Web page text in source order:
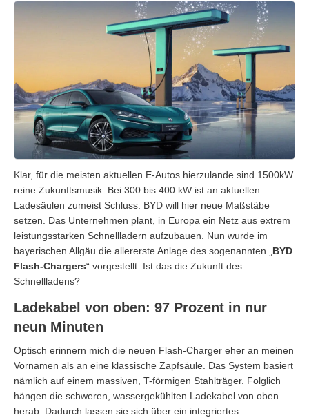
Klar, für die meisten aktuellen E-Autos hierzulande sind 1500kW
reine Zukunftsmusik. Bei 300 bis 400 kW ist an aktuellen
Ladesäulen zumeist Schluss. BYD will hier neue Maßstäbe
setzen. Das Unternehmen plant, in Europa ein Netz aus extrem
leistungsstarken Schnellladern aufzubauen. Nun wurde im
bayerischen Allgäu die allererste Anlage des sogenannten „BYD
Flash-Chargers“ vorgestellt. Ist das die Zukunft des
Schnellladens?
Ladekabel von oben: 97 Prozent in nur
neun Minuten
Optisch erinnern mich die neuen Flash-Charger eher an meinen
Vornamen als an eine klassische Zapfsäule. Das System basiert
nämlich auf einem massiven, T-förmigen Stahlträger. Folglich
hängen die schweren, wassergekühlten Ladekabel von oben
herab. Dadurch lassen sie sich über ein integriertes